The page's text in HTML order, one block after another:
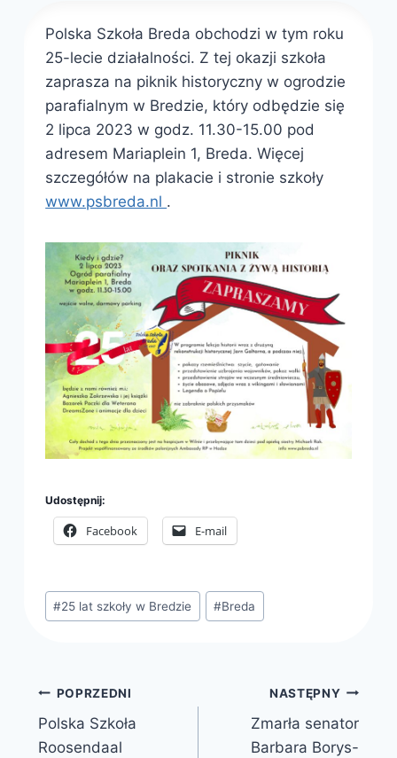
Polska Szkoła Breda obchodzi w tym roku
25-lecie działalności. Z tej okazji szkoła
zaprasza na piknik historyczny w ogrodzie
parafialnym w Bredzie, który odbędzie się
2 lipca 2023 w godz. 11.30-15.00 pod
adresem Mariaplein 1, Breda. Więcej
szczegółów na plakacie i stronie szkoły
www.psbreda.nl .
Udostępnij:
Facebook E-mail
Tagi
wpisu:
#25 lat szkoły w Bredzie #Breda
Nawigacja
wpisu
POPRZEDNI
Polska Szkoła
Roosendaal
NASTĘPNY
Zmarła senator
Barbara Borys-